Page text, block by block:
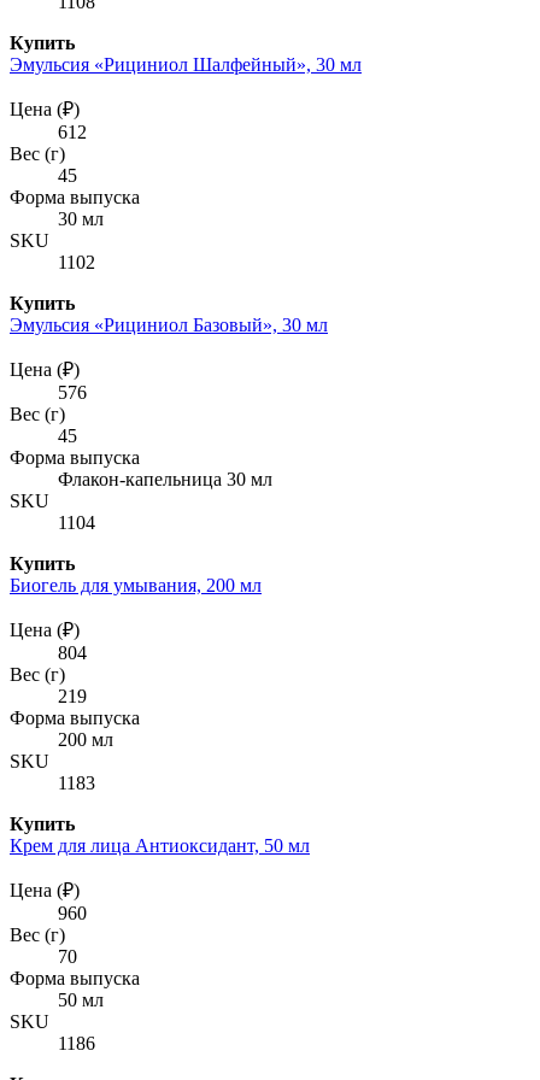
Купить
Эмульсия «Рициниол Шалфейный», 30 мл
Цена (₽)
612
Вес (г)
45
Форма выпуска
30 мл
SKU
1102
Купить
Эмульсия «Рициниол Базовый», 30 мл
Цена (₽)
576
Вес (г)
45
Форма выпуска
Флакон-капельница 30 мл
SKU
1104
Купить
Биогель для умывания, 200 мл
Цена (₽)
804
Вес (г)
219
Форма выпуска
200 мл
SKU
1183
Купить
Крем для лица Антиоксидант, 50 мл
Цена (₽)
960
Вес (г)
70
Форма выпуска
50 мл
SKU
1186